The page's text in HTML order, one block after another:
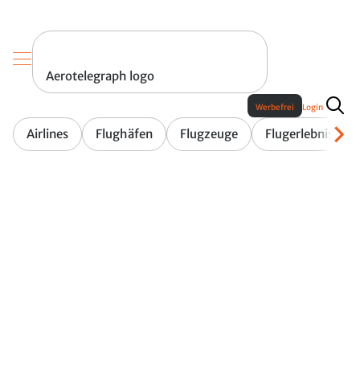
Aerotelegraph logo
Airlines Flughäfen Flugzeuge Flugerlebnis
Werbefrei Login